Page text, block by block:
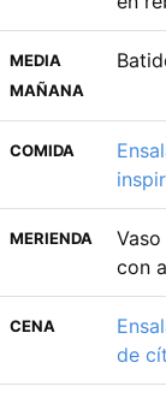
MEDIA
MAÑANA
COMIDA
MERIENDA
con
CENA
de